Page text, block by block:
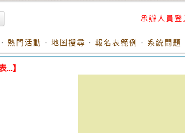
承辦人員
· 熱門活動 · 地圖搜尋 · 報名表範例 · 系統問題
...】